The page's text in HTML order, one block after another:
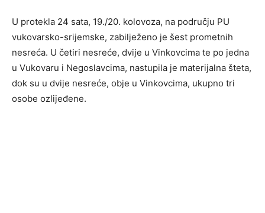
U protekla 24 sata, 19./20. kolovoza, na području PU
vukovarsko-srijemske, zabilježeno je šest prometnih
nesreća. U četiri nesreće, dvije u Vinkovcima te po jedna
u Vukovaru i Negoslavcima, nastupila je materijalna šteta,
dok su u dvije nesreće, obje u Vinkovcima, ukupno tri
osobe ozlijeđene.